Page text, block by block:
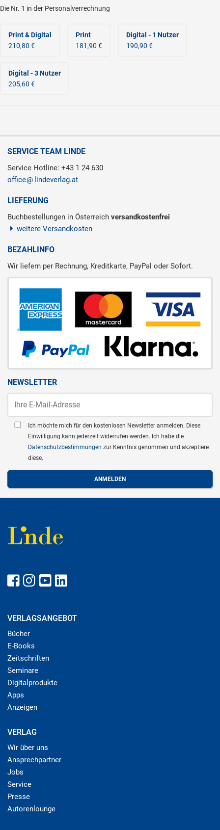
Die Nr. 1 in der Personalverrechnung
Print & Digital
210,80 €
Print
181,90 €
Digital - 1 Nutzer
190,90 €
Digital - 3 Nutzer
205,60 €
SERVICE TEAM LINDE
Service Hotline: +43 1 24 630
office
lindeverlag.at
LIEFERUNG
Buchbestellungen in Österreich versandkostenfrei
weitere Versandkosten
BEZAHLINFO
Wir liefern per Rechnung, Kreditkarte, PayPal oder Sofort.
NEWSLETTER
Ich möchte mich für den kostenlosen Newsletter anmelden. Diese
Einwilligung kann jederzeit widerrufen werden. Ich habe die
Datenschutzbestimmungen zur Kenntnis genommen und akzeptiere
diese.
VERLAGSANGEBOT
Bücher
E-Books
Zeitschriften
Seminare
Digitalprodukte
Apps
Anzeigen
VERLAG
Wir über uns
Ansprechpartner
Jobs
Service
Presse
Autorenlounge